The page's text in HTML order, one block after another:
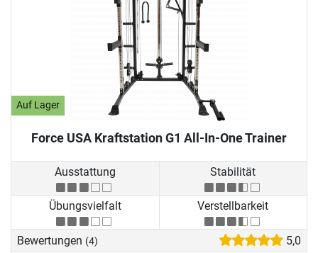
Auf Lager
Force USA Kraftstation G1 All-In-One Trainer
Ausstattung Stabilität
Übungsvielfalt Verstellbarkeit
Bewertungen (4) 5,0